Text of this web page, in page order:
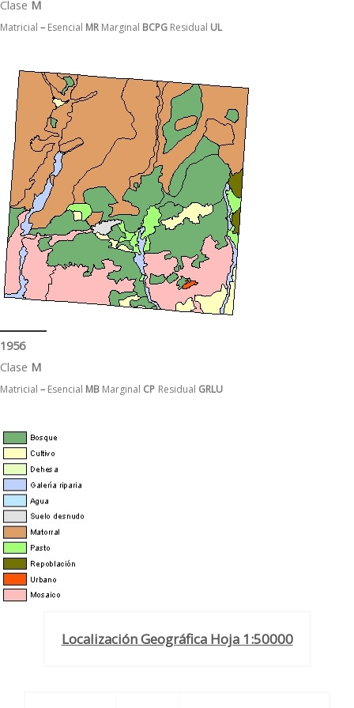
Clase M
Matricial – Esencial MR Marginal BCPG Residual UL
1956
Clase M
Matricial – Esencial MB Marginal CP Residual GRLU
Localización Geográfica Hoja 1:50000